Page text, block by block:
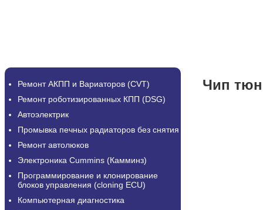
Ремонт АКПП и Вариаторов (CVT)
Ремонт роботизированных КПП (DSG)
Автоэлектрик
Промывка печных радиаторов без снятия
Ремонт автолюков
Электроника Cummins (Камминз)
Программирование и клонирование
блоков управления (cloning ECU)
Компьютерная диагностика
Чип